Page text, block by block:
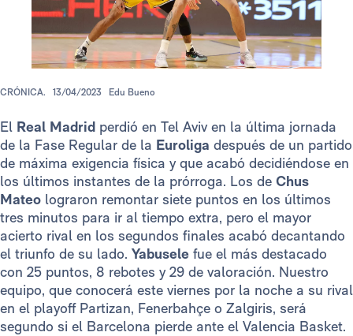
CRÓNICA. 13/04/2023 Edu Bueno
El Real Madrid perdió en Tel Aviv en la última jornada
de la Fase Regular de la Euroliga después de un partido
de máxima exigencia física y que acabó decidiéndose en
los últimos instantes de la prórroga. Los de Chus
Mateo lograron remontar siete puntos en los últimos
tres minutos para ir al tiempo extra, pero el mayor
acierto rival en los segundos finales acabó decantando
el triunfo de su lado. Yabusele fue el más destacado
con 25 puntos, 8 rebotes y 29 de valoración. Nuestro
equipo, que conocerá este viernes por la noche a su rival
en el playoff Partizan, Fenerbahçe o Zalgiris, será
segundo si el Barcelona pierde ante el Valencia Basket.